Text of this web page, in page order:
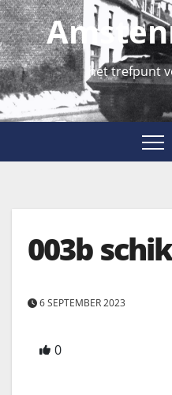
hét trefpunt
003b
6 SEPTEMBER 2023
0